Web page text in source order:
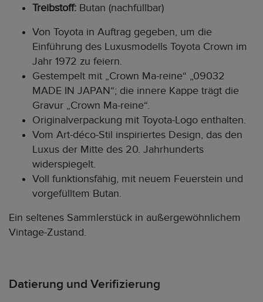
Treibstoff: Butan (nachfüllbar)
Von Toyota in Auftrag gegeben, um die
Einführung des Luxusmodells Toyota Crown im
Jahr 1972 zu feiern.
Gestempelt mit „Crown Ma-reine“ „09032
MADE IN JAPAN“; die innere Kappe trägt die
Gravur „Crown Ma-reine“.
Originalverpackung mit Toyota-Logo enthalten.
Vom Art-déco-Stil inspiriertes Design, das den
Luxus der Mitte des 20. Jahrhunderts
widerspiegelt.
Voll funktionsfähig, mit neuem Feuerstein und
vorgefülltem Butan.
Ein seltenes Sammlerstück in außergewöhnlichem
Vintage-Zustand.
Datierung und Verifizierung